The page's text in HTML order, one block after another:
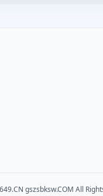
gszsbksw.COM All